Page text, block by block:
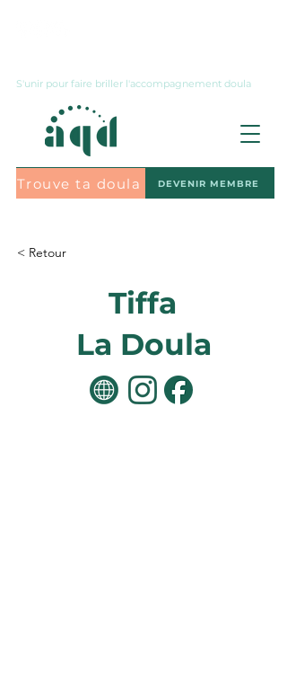
S'unir pour faire briller l'accompagnement doula
Trouve ta doula DEVENIR MEMBRE
< Retour
Tiffa
La Doula